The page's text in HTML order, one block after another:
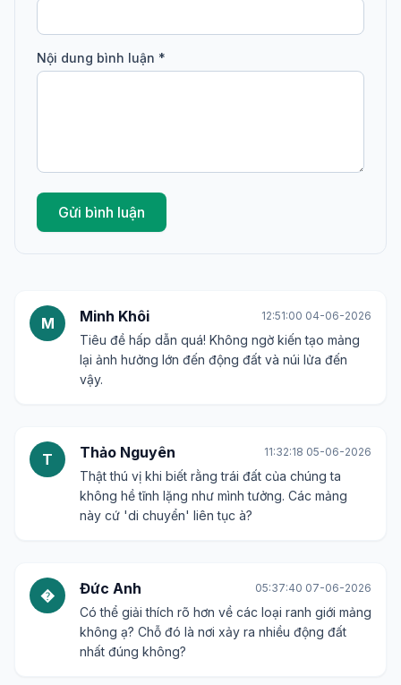
Nội dung bình luận *
Gửi bình luận
M Minh Khôi 12:51:00 04-06-2026
Tiêu đề hấp dẫn quá! Không ngờ kiến tạo mảng
lại ảnh hưởng lớn đến động đất và núi lửa đến
vậy.
T Thảo Nguyên 11:32:18 05-06-2026
Thật thú vị khi biết rằng trái đất của chúng ta
không hề tĩnh lặng như mình tưởng. Các mảng
này cứ 'di chuyển' liên tục à?
� Đức Anh 05:37:40 07-06-2026
Có thể giải thích rõ hơn về các loại ranh giới mảng
không ạ? Chỗ đó là nơi xảy ra nhiều động đất
nhất đúng không?